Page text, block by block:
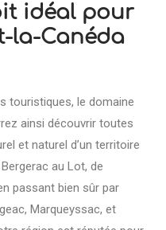
idéal pour
la-Canéda
touristiques, le domaine
ainsi découvrir toutes
et naturel d’un territoire
au Lot, de
passant bien sûr par
Marqueyssac, et